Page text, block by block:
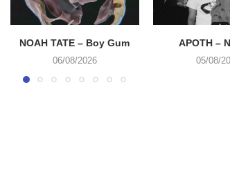
NOAH TATE – Boy Gum
06/08/2026
APOTH –
05/08/